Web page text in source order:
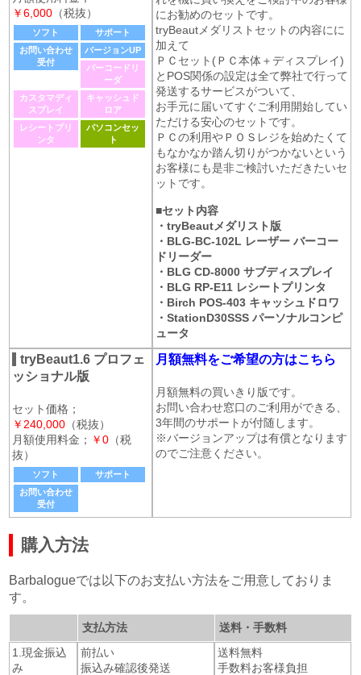
￥6,000 （税抜）
ソフト
サポート
お問い合わせ
受付
バージョンUP
バーコードリ
ーダ
カスタマディ
スプレイ
キャッシュド
ロア
レシートプリ
ンタ
パソコンセッ
ト
にお勧めのセットです。
tryBeautメダリストセットの内容にに
加えて
ＰＣセット(ＰＣ本体＋ディスプレイ)
とPOS関係の設定は全て弊社で行って
発送するサービスがついて、
お手元に届いてすぐご利用開始してい
ただける安心のセットです。
ＰＣの利用やＰＯＳレジを始めたくて
もなかなか踏ん切りがつかないという
お客様にも是非ご検討いただきたいセ
ットです。
■セット内容
・tryBeautメダリスト版
・BLG-BC-102L レーザー バーコー
ドリーダー
・BLG CD-8000 サブディスプレイ
・BLG RP-E11 レシートプリンタ
・Birch POS-403 キャッシュドロワ
・StationD30SSS パーソナルコンピ
ュータ
tryBeaut1.6 プロフェ
ッショナル版
セット価格；
￥240,000 （税抜）
月額使用料金； ￥0 （税
抜）
ソフト
サポート
お問い合わせ
受付
月額無料をご希望の方はこちら
月額無料の買いきり版です。
お問い合わせ窓口のご利用ができる、
3年間のサポートが付随します。
※バージョンアップは有償となります
のでご注意ください。
購入方法
Barbalogueでは以下のお支払い方法をご用意しておりま
す。
支払方法
送料・手数料
1.現金振込
み
前払い
振込み確認後発送
送料無料
手数料お客様負担